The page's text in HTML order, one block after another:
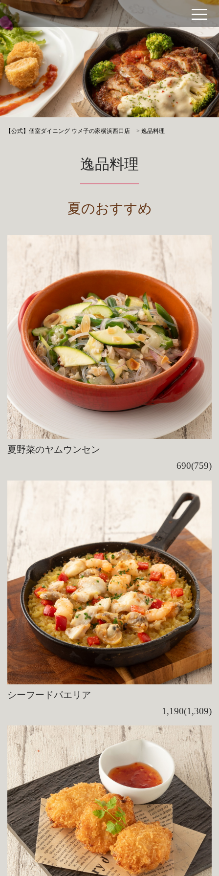
【公式】個室ダイニング ウメ子の家横浜西口店 >逸品料理
逸品料理
夏のおすすめ
夏野菜のヤムウンセン
690(759)
シーフードパエリア
1,190(1,309)